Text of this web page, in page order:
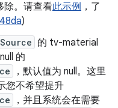
除。请查看此示例 ，了
)
的 tv-material
的
，默认值为 null。这里
您不希望提升
，并且系统会在需要